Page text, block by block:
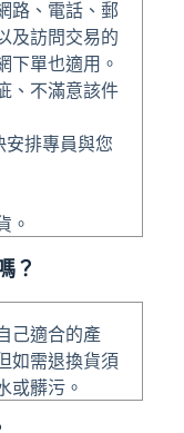
路、電話、郵
及訪問交易的
下單也適用。
、不滿意該件
安排專員與您
。
？
己適合的產
如需退換貨須
或髒污。